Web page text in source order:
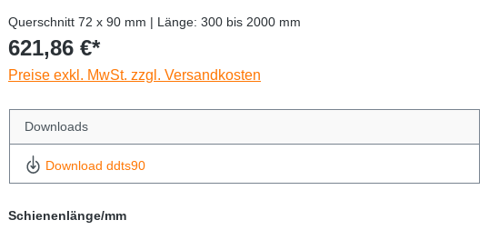
Querschnitt 72 x 90 mm | Länge: 300 bis 2000 mm
621,86 €*
Preise exkl. MwSt. zzgl. Versandkosten
Downloads
Download ddts90
Schienenlänge/mm